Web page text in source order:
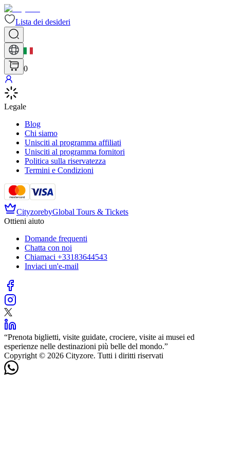
Lista dei desideri
0
Legale
Blog
Chi siamo
Unisciti al programma affiliati
Unisciti al programma fornitori
Politica sulla riservatezza
Termini e Condizioni
CityzorebyGlobal Tours & Tickets
Ottieni aiuto
Domande frequenti
Chatta con noi
Chiamaci +33183644543
Inviaci un'e-mail
“Prenota biglietti, visite guidate, crociere, visite ai musei ed
esperienze nelle destinazioni più belle del mondo.”
Copyright © 2026 Cityzore. Tutti i diritti riservati